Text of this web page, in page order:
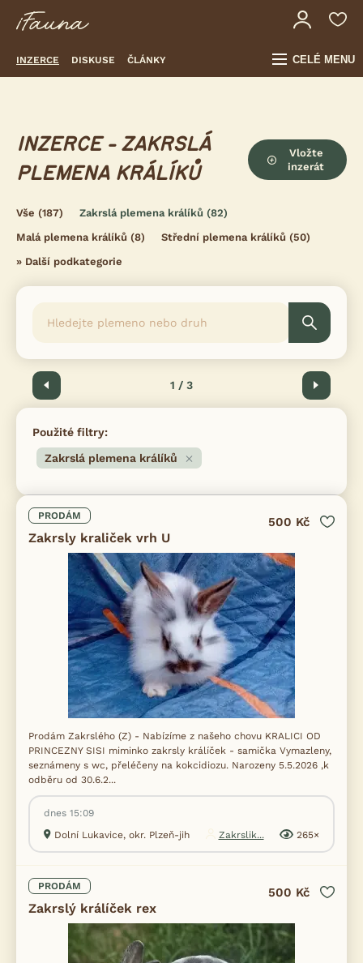
INZERCE DISKUSE ČLÁNKY CELÉ MENU
INZERCE - ZAKRSLÁ
PLEMENA KRÁLÍKŮ
Vložte
inzerát
Vše (187) Zakrslá plemena králíků (82)
Malá plemena králíků (8) Střední plemena králíků (50)
» Další podkategorie
Předchozí 1 / 3 Další
Použité filtry:
Zakrslá plemena králíků
PRODÁM
Zakrsly kraliček vrh U
500 Kč
Prodám Zakrslého (Z) - Nabízíme z našeho chovu KRALICI OD
PRINCEZNY SISI miminko zakrsly králíček - samička Vymazleny,
seznámeny s wc, přeléčeny na kokcidiozu. Narozeny 5.5.2026 ,k
odběru od 30.6.2...
dnes 15:09
Dolní Lukavice, okr. Plzeň-jih
Zakrslik... 265×
PRODÁM
Zakrslý králíček rex
500 Kč